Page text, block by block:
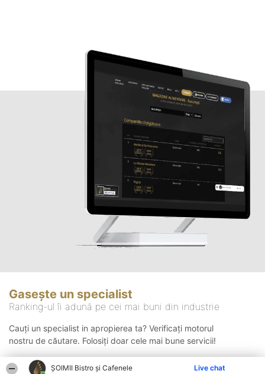
ȘOIMII Bistro și Cafenele Live chat
Gasește un specialist
Ranking-ul îi adună pe cei mai buni din industrie
Cauți un specialist in apropierea ta? Verificați motorul
nostru de căutare. Folosiți doar cele mai bune servicii!